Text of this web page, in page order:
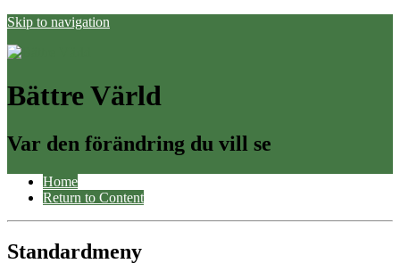
Skip to navigation
Bättre Värld
Var den förändring du vill se
Home
Return to Content
Standardmeny